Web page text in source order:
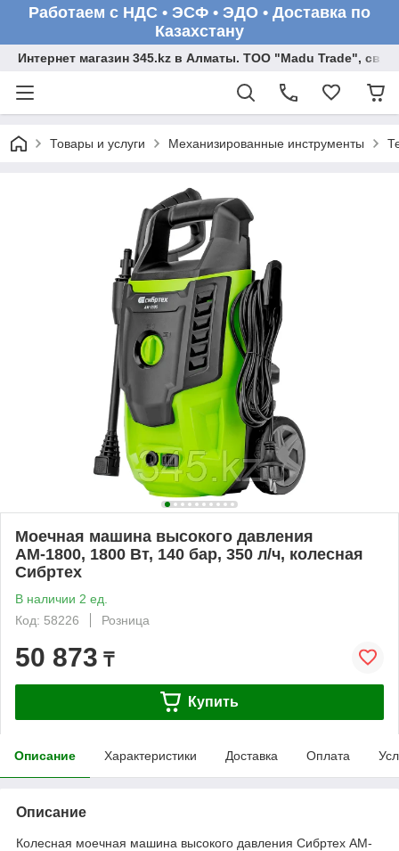
Работаем с НДС • ЭСФ • ЭДО • Доставка по
Казахстану
Интернет магазин 345.kz в Алматы. ТОО "Madu Trade",
Товары и услуги Механизированные инструменты
Моечная машина высокого давления
АМ-1800, 1800 Вт, 140 бар, 350 л/ч, колесная
Сибртех
В наличии 2 ед.
Код: 58226
Розница
50 873 ₸
Купить
Описание Характеристики Доставка Оплата
Описание
Колесная моечная машина высокого давления Сибртех AM-